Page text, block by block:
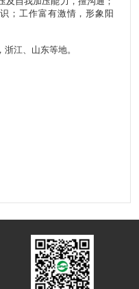
；工作富有激情，形象阳
江、山东等地。